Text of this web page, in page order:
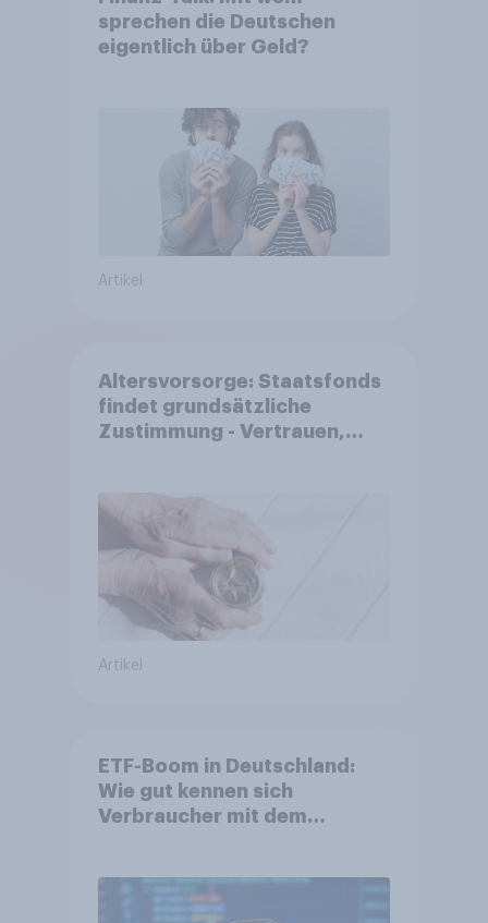
sprechen die Deutschen
eigentlich über Geld?
Artikel
Altersvorsorge: Staatsfonds
findet grundsätzliche
Zustimmung - Vertrauen,
Akzeptanz
Artikel
ETF-Boom in Deutschland:
Wie gut kennen sich
Verbraucher mit dem